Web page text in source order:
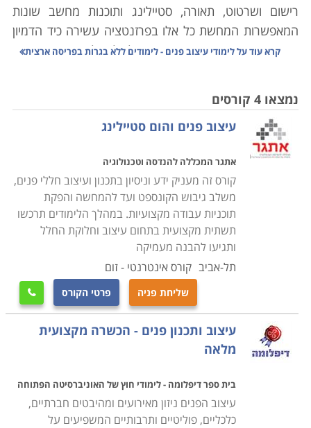
רישום ושרטוט, תאורה, סטיילינג ותוכנות מחשב שונות
המאפשרות המחשת כל אלו בפרזנטציה עשירה כיד הדמיון
והכישרון. הרעיון בכך הוא בעצם לשלב ולגבות את השפה
אלא גם לדעת איך להעביר את הרעיון הלאה, כך שיבוצע
באופן נאמן לכוונותיו, ולשם כך יש צורך להביע ולהמחיש
כהלכה ובבהירות את אותם רעיונות עיצוביים ללקוח ולכל מי
שאמור ליישמם בשטח.
במסגרת הלימודים נרכשת הבקיאות הדרושה בטכניקות
ובשיטות השונות לעיצוב, אשר משלבות מצד אחד את החזון
העיצובי המבוקש, ומהצד השני מתחשבות במגבלות השטח
ושאר התנאים הסביבתיים באופן שיתאים לדרישות הלקוח,
שכן מעצב מוצלח הוא זה היוצר שילוב בין יצירתיות ומקוריות
לבין התכנית והתקציב הנתונים, כך שהתוצאה הסופית תהיה
הולמת מכל הבחינות.
לימודי עיצוב פנים כוללים שימוש במספר תוכנות מרכזיות
וחיוניות בתחום, כמו אוטוקד לעיצוב ושרטוט בדו ותלת מימד,
פוטושופ לעיבוד תמונה, סקצ'אפ, או וי-ריי וראומפלן להדמיית
חלל בנוי בתלת-מימד פוטוריאליסיטי. התמחות בתוכנות אלו
נהיה כלי חשוב ומרכזי עבור מעצבי דור העתיד. הידע בהן
קרא עוד עללימודי עיצוב פנים - לימודים ללא בגרות בפריסה ארצית
נמצאו 4 קורסים
עיצוב פנים והום סטיילינג
אתגר המכללה להנדסה וטכנולוגיה
קורס זה מעניק ידע וניסיון בתכנון ועיצוב חללי פנים,
משלב גיבוש הקונספט ועד להמחשה והפקת
תוכניות עבודה מקצועיות. במהלך הלימודים תרכשו
תשתית מקצועית בתחום עיצוב וחלוקת החלל
ותגיעו להבנה מעמיקה
תל-אביב קורס אינטרנטי - זום
שליחת פניה פרטי הקורס 
עיצוב ותכנון פנים - הכשרה מקצועית
מלאה
בית ספר דיפלומה - לימודי חוץ של האוניברסיטה הפתוחה
עיצוב הפנים ניזון מאירועים ומהיבטים חברתיים,
כלכליים, פוליטיים ותרבותיים המשפיעים על